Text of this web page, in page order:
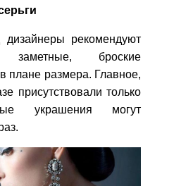
рекомендуют
заметные, броские
плане размера. Главное,
присутствовали только
украшения могут